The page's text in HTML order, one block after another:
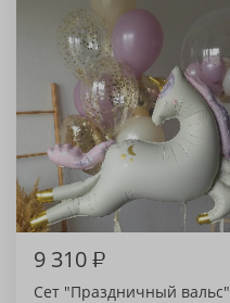
9 310₽
Сет "Праздничный вальс"